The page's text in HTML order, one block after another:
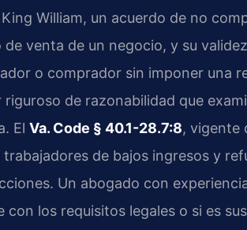
William, un acuerdo de no
venta de un negocio, y su
o comprador sin imponer una
riguroso de razonabilidad que
El Va. Code § 40.1-28.7:8, vigente
de bajos ingresos y
Un abogado con
con los requisitos legales o si es